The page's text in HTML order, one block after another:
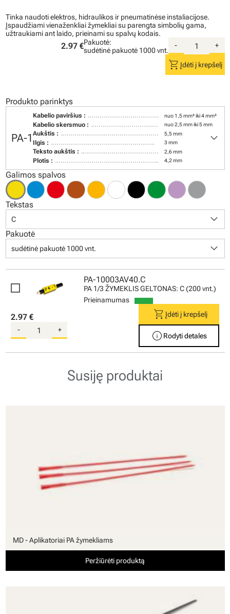
Tinka naudoti elektros, hidraulikos ir pneumatinėse instaliacijose.
Įspaudžiami vienaženkliai žymekliai su parengta simbolių gama,
užtraukiami ant laido, prieinami su spalvų kodais.
2.97 €Pakuotė:
sudėtinė pakuotė 1000 vnt.
- +
shopping_cart Įdėti į krepšelį
Produkto parinktys
PA-1
Kabelio paviršius : nuo 1,5 mm² iki 4 mm²
Kabelio skersmuo : nuo 2,5 mm iki 5 mm
Aukštis : 5,5 mm
Ilgis : 3 mm
Teksto aukštis : 2,6 mm
Plotis : 4,2 mm
keyboard_arrow_down
Galimos spalvos
Tekstas
C keyboard_arrow_down
Pakuotė
sudėtinė pakuotė 1000 vnt. keyboard_arrow_down
PA-10003AV40.C
PA 1/3 ŽYMEKLIS GELTONAS: C (200 vnt.)
Prieinamumas
2.97 €
- +
shopping_cartĮdėti į krepšelį
info Rodyti detales
Susiję produktai
MD - Aplikatoriai PA žymekliams
Peržiūrėti produktą